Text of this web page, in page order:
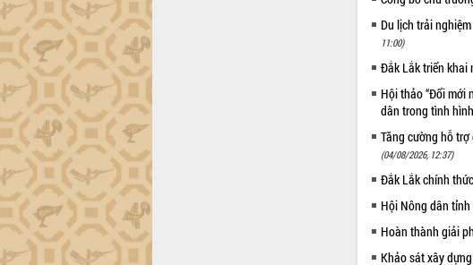
Du lịch trải
11:00)
Đắk Lắk triển khai
Hội thảo “Đổi mới
dân trong tình
Tăng cường hỗ
(04/08/2026, 12:37)
Đắk Lắk chính
Hội Nông dân
Hoàn thành giải
Khảo sát xây